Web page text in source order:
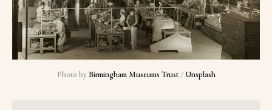
Photo by Birmingham Museums Trust / Unsplash